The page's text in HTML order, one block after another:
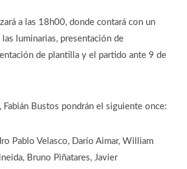
a las 18h00, donde contará con un
luminarias, presentación de
de plantilla y el partido ante 9 de
Fabián Bustos pondrán el siguiente once:
Pablo Velasco, Darío Aimar, William
Bruno Piñatares, Javier